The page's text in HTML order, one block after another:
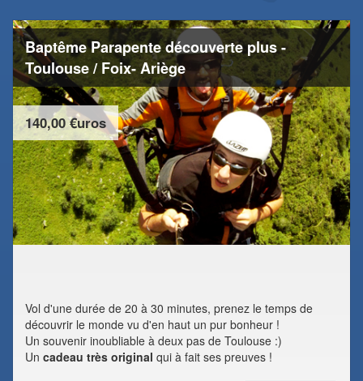
Baptême Parapente découverte plus -
Toulouse / Foix- Ariège
140,00 €uros
Vol d'une durée de 20 à 30 minutes, prenez le temps de
découvrir le monde vu d'en haut un pur bonheur !
Un souvenir inoubliable à deux pas de Toulouse :)
Un cadeau très original qui à fait ses preuves !